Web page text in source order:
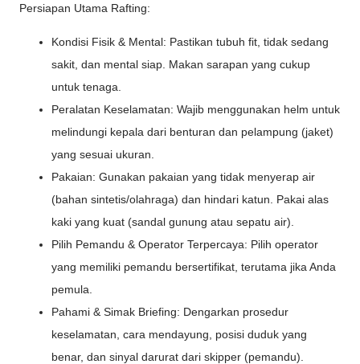
Persiapan Utama Rafting:
Kondisi Fisik & Mental: Pastikan tubuh fit, tidak sedang
sakit, dan mental siap. Makan sarapan yang cukup
untuk tenaga.
Peralatan Keselamatan: Wajib menggunakan helm untuk
melindungi kepala dari benturan dan pelampung (jaket)
yang sesuai ukuran.
Pakaian: Gunakan pakaian yang tidak menyerap air
(bahan sintetis/olahraga) dan hindari katun. Pakai alas
kaki yang kuat (sandal gunung atau sepatu air).
Pilih Pemandu & Operator Terpercaya: Pilih operator
yang memiliki pemandu bersertifikat, terutama jika Anda
pemula.
Pahami & Simak Briefing: Dengarkan prosedur
keselamatan, cara mendayung, posisi duduk yang
benar, dan sinyal darurat dari skipper (pemandu).